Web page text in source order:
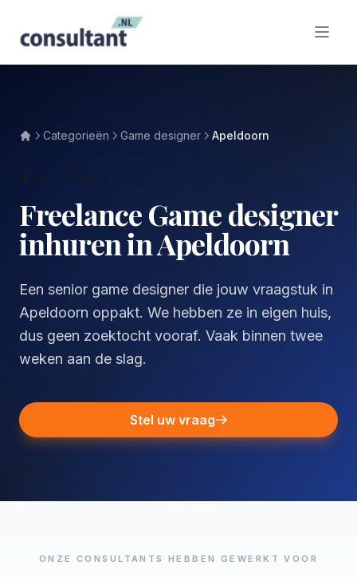
Categorieën Game designer Apeldoorn
Freelance Game designer
inhuren in Apeldoorn
Een senior game designer die jouw vraagstuk in
Apeldoorn oppakt. We hebben ze in eigen huis,
dus geen zoektocht vooraf. Vaak binnen twee
weken aan de slag.
Stel uw vraag
ONZE CONSULTANTS HEBBEN GEWERKT VOOR